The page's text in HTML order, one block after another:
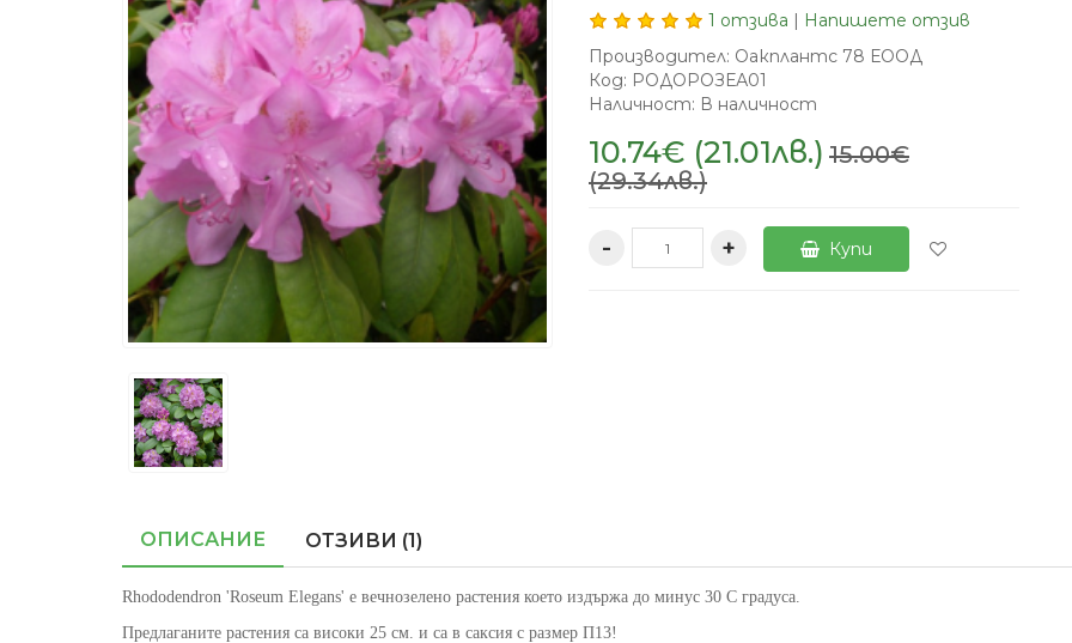
1 отзива | Напишете отзив
Производител: Оакплантс 78 ЕООД
Код: РОДОРОЗЕА01
Наличност: В наличност
10.74€ (21.01лв.) 15.00€
(29.34лв.)
- + Купи
ОПИСАНИЕ ОТЗИВИ (1)
Rhododendron 'Roseum Elegans' е вечнозелено растения което издържа до минус 30 С градуса.
Предлаганите растения са високи 25 см. и са в саксия с размер П13!